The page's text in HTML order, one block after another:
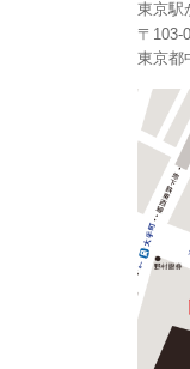
東京駅
〒103-
東京都